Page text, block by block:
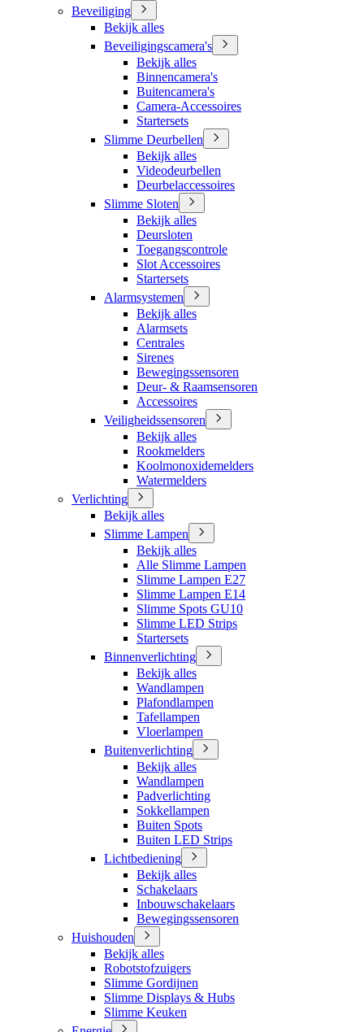
Beveiliging
Bekijk alles
Beveiligingscamera's
Bekijk alles
Binnencamera's
Buitencamera's
Camera-Accessoires
Startersets
Slimme Deurbellen
Bekijk alles
Videodeurbellen
Deurbelaccessoires
Slimme Sloten
Bekijk alles
Deursloten
Toegangscontrole
Slot Accessoires
Startersets
Alarmsystemen
Bekijk alles
Alarmsets
Centrales
Sirenes
Bewegingssensoren
Deur- & Raamsensoren
Accessoires
Veiligheidssensoren
Bekijk alles
Rookmelders
Koolmonoxidemelders
Watermelders
Verlichting
Bekijk alles
Slimme Lampen
Bekijk alles
Alle Slimme Lampen
Slimme Lampen E27
Slimme Lampen E14
Slimme Spots GU10
Slimme LED Strips
Startersets
Binnenverlichting
Bekijk alles
Wandlampen
Plafondlampen
Tafellampen
Vloerlampen
Buitenverlichting
Bekijk alles
Wandlampen
Padverlichting
Sokkellampen
Buiten Spots
Buiten LED Strips
Lichtbediening
Bekijk alles
Schakelaars
Inbouwschakelaars
Bewegingssensoren
Huishouden
Bekijk alles
Robotstofzuigers
Slimme Gordijnen
Slimme Displays & Hubs
Slimme Keuken